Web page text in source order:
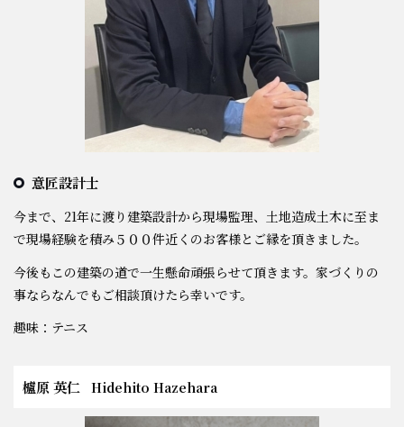
意匠設計士
今まで、21年に渡り建築設計から現場監理、土地造成土木に至ま
で現場経験を積み５００件近くのお客様とご縁を頂きました。
今後もこの建築の道で一生懸命頑張らせて頂きます。家づくりの
事ならなんでもご相談頂けたら幸いです。
趣味：テニス
櫨原 英仁 Hidehito Hazehara